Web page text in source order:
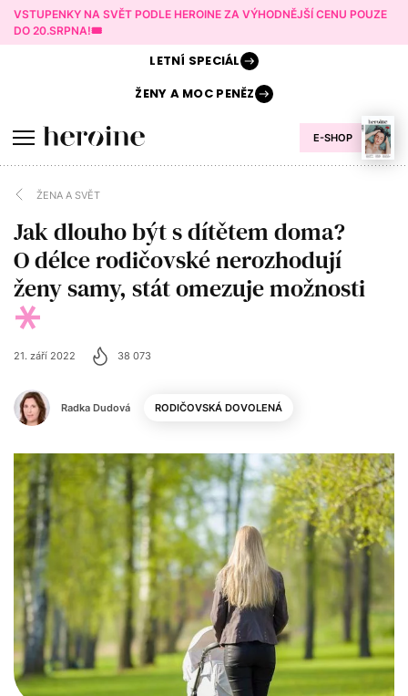
VSTUPENKY NA SVĚT PODLE HEROINE ZA VÝHODNĚJŠÍ CENU POUZE
DO 20.SRPNA!🎟️
E-SHOP
LETNÍ SPECIÁL
ŽENY AMOC PENĚZ
ŽENA A SVĚT
Jak dlouho být s dítětem doma?
O délce rodičovské nerozhodují
ženy samy, stát omezuje možnosti
Radka Dudová
21. září 2022 38 073
RODIČOVSKÁ DOVOLENÁ